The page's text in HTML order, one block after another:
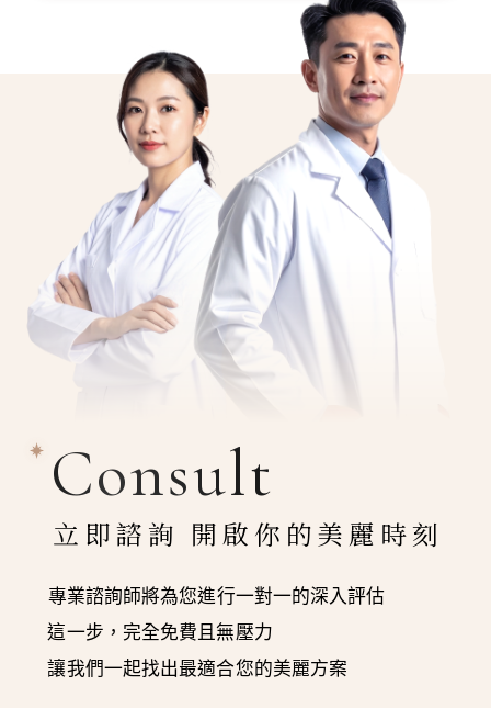
Consult
立即諮詢 開啟你的美麗時刻
專業諮詢師將為您進行一對一的深入評估
這一步，完全免費且無壓力
讓我們一起找出最適合您的美麗方案